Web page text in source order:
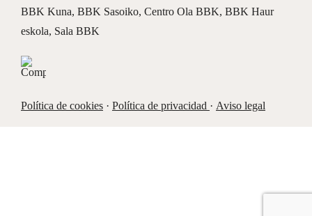
BBK Kuna, BBK Sasoiko, Centro Ola BBK, BBK Haur
eskola, Sala BBK
Política de cookies· Política de privacidad · Aviso legal